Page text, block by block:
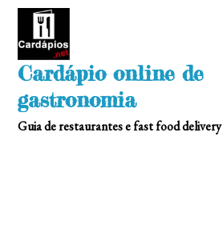
Skip
Cardápio online de
gastronomia
Guia de restaurantes e fast food delivery